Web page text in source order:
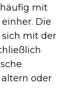
mit
Die
sich mit der
oder